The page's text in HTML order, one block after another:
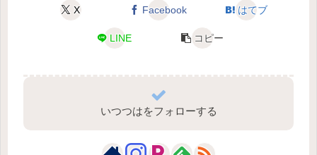
X Facebook はてブ
LINE コピー
いつつはをフォローする